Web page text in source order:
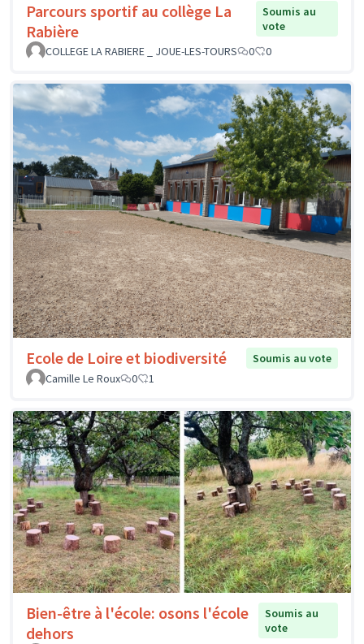
Parcours sportif au collège La
Rabière
Soumis au
vote
COLLEGE LA RABIERE _ JOUE-LES-TOURS
0 0
Ecole de Loire et biodiversité
Soumis au vote
Camille Le Roux
0 1
Bien-être à l'école: osons l'école
dehors
Soumis au
vote